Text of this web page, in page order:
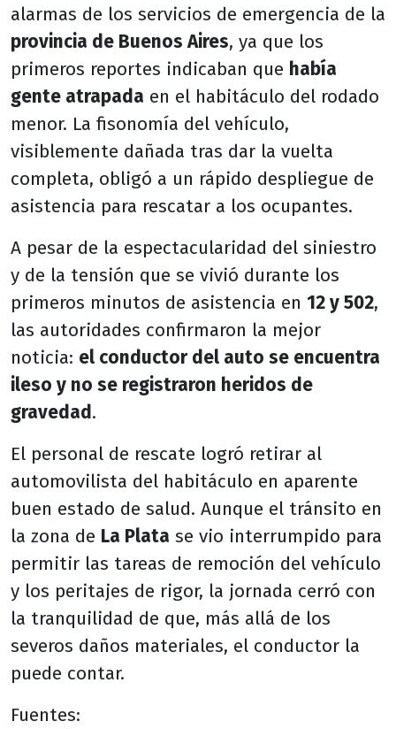
alarmas de los servicios de emergencia de la
provincia de Buenos Aires, ya que los
primeros reportes indicaban que había
gente atrapada en el habitáculo del rodado
menor. La fisonomía del vehículo,
visiblemente dañada tras dar la vuelta
completa, obligó a un rápido despliegue de
asistencia para rescatar a los ocupantes.
A pesar de la espectacularidad del siniestro
y de la tensión que se vivió durante los
primeros minutos de asistencia en 12 y 502,
las autoridades confirmaron la mejor
noticia: el conductor del auto se encuentra
ileso y no se registraron heridos de
gravedad.
El personal de rescate logró retirar al
automovilista del habitáculo en aparente
buen estado de salud. Aunque el tránsito en
la zona de La Plata se vio interrumpido para
permitir las tareas de remoción del vehículo
y los peritajes de rigor, la jornada cerró con
la tranquilidad de que, más allá de los
severos daños materiales, el conductor la
puede contar.
Fuentes: